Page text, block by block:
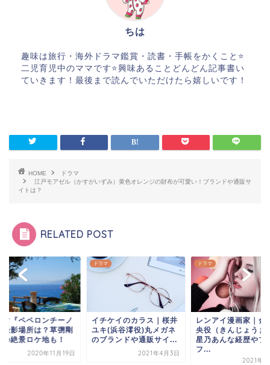
ちは
趣味は旅行・海外ドラマ鑑賞・読書・手帳をかくこと⭐️
二児育児中のママです⭐️興味あることどんどん記事書い
ていきます！最後まで読んでいただけたら嬉しいです！
HOME
ドラマ
江戸モアゼル（かすがいずみ）黄色オレンジの財布が可愛い！ブランドや通販サ
イトは？
RELATED POST
マ『ペペロンチーノ
撮影場所は？草彅剛
の絶景ロケ地も！
2020年11月19日
ドラマ
イチケイのカラス｜桜井
ユキ(浜谷澪役)丸メガネ
のブランドや通販サイ...
2021年4月3日
ドラマ
レンアイ漫画家｜金
央役（きんじょうま
星乃あんな経歴やプ
フ...
2021年4